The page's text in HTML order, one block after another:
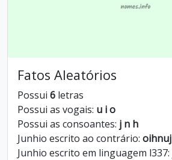
Fatos Aleatórios
Possui 6 letras
Possui as vogais: u i o
Possui as consoantes: j n h
Junhio escrito ao contrário: oihnuj
Junhio escrito em linguagem l337: